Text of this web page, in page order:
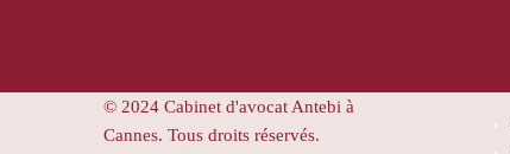
© 2024 Cabinet d'avocat Antebi à
Cannes. Tous droits réservés.